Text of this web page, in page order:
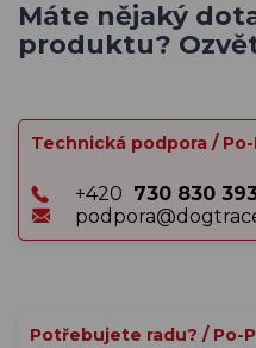
Máte nějaký
produktu?
Technická podpora /
+420 730 830
Potřebujete radu? / Po-